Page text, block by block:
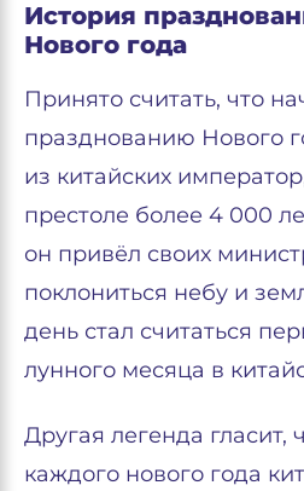
История
Нового года
Принято считать, что
празднованию Нового
из китайских
престоле более 4 000
он привёл своих
поклониться небу и
день стал считаться
лунного месяца в
Другая легенда гласит,
каждого нового года